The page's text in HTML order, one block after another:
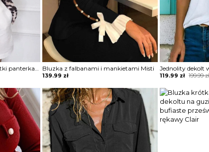
Długi rękaw kołnierzyk cętki panterka koszula rozpinana do pracy casual na co dzień bluzka Ayn Bluzka z falbanami i mankietami Misti
139.99 zł 199.99
Original
was:
199.99 zł.
119.99 zł
Current
is:
119.99 zł.